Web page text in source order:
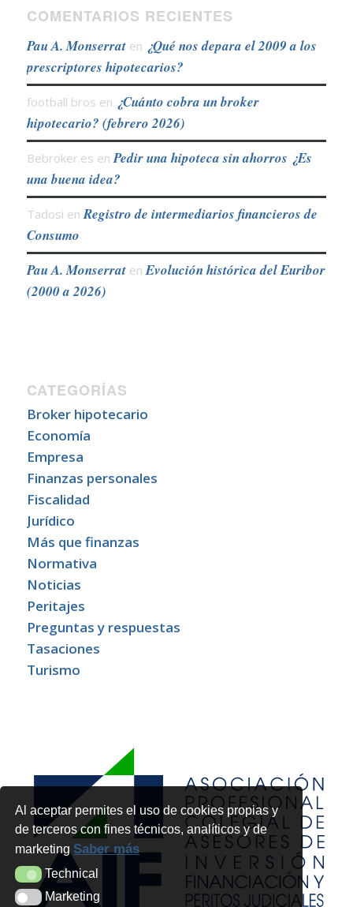
Al aceptar permites el uso de cookies propias y
de terceros con fines técnicos, analíticos y de
marketingSaber más
TechnicalTechnical
MarketingMarketing
COMENTARIOS RECIENTES
Pau A. Monserraten ¿Qué nos depara el 2009 a los
prescriptores hipotecarios?
football bros en ¿Cuánto cobra un broker
hipotecario? (febrero 2026)
Bebroker.es en Pedir una hipoteca sin ahorros ¿Es
una buena idea?
Tadosi en Registro de intermediarios financieros de
Consumo
Pau A. Monserraten Evolución histórica del Euribor
(2000 a 2026)
CATEGORÍAS
Broker hipotecario
Economía
Empresa
Finanzas personales
Fiscalidad
Jurídico
Más que finanzas
Normativa
Noticias
Peritajes
Preguntas y respuestas
Tasaciones
Turismo